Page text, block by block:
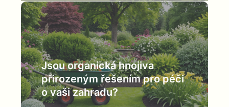
Jsou organická hnojiva
přirozeným řešením pro péči
o vaši zahradu?